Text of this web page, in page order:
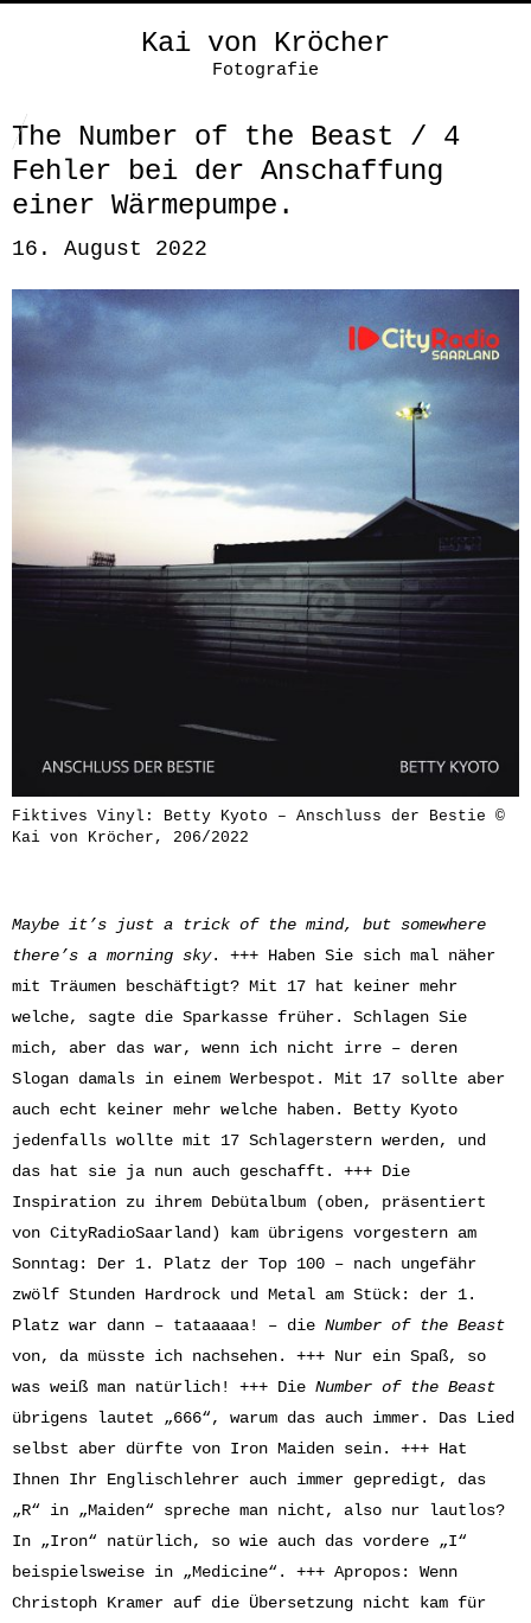
Kai von Kröcher
Fotografie
The Number of the Beast / 4
Fehler bei der Anschaffung
einer Wärmepumpe.
16. August 2022
Fiktives Vinyl: Betty Kyoto – Anschluss der Bestie ©
Kai von Kröcher, 206/2022
Maybe it’s just a trick of the mind, but somewhere
there’s a morning sky. +++ Haben Sie sich mal näher
mit Träumen beschäftigt? Mit 17 hat keiner mehr
welche, sagte die Sparkasse früher. Schlagen Sie
mich, aber das war, wenn ich nicht irre – deren
Slogan damals in einem Werbespot. Mit 17 sollte aber
auch echt keiner mehr welche haben. Betty Kyoto
jedenfalls wollte mit 17 Schlagerstern werden, und
das hat sie ja nun auch geschafft. +++ Die
Inspiration zu ihrem Debütalbum (oben, präsentiert
von CityRadioSaarland) kam übrigens vorgestern am
Sonntag: Der 1. Platz der Top 100 – nach ungefähr
zwölf Stunden Hardrock und Metal am Stück: der 1.
Platz war dann – tataaaaa! – die Number of the Beast
von, da müsste ich nachsehen. +++ Nur ein Spaß, so
was weiß man natürlich! +++ Die Number of the Beast
übrigens lautet „666“, warum das auch immer. Das Lied
selbst aber dürfte von Iron Maiden sein. +++ Hat
Ihnen Ihr Englischlehrer auch immer gepredigt, das
„R“ in „Maiden“ spreche man nicht, also nur lautlos?
In „Iron“ natürlich, so wie auch das vordere „I“
beispielsweise in „Medicine“. +++ Apropos: Wenn
Christoph Kramer auf die Übersetzung nicht kam für